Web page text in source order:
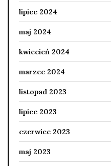
lipiec 2024
maj 2024
kwiecień 2024
marzec 2024
listopad 2023
lipiec 2023
czerwiec 2023
maj 2023